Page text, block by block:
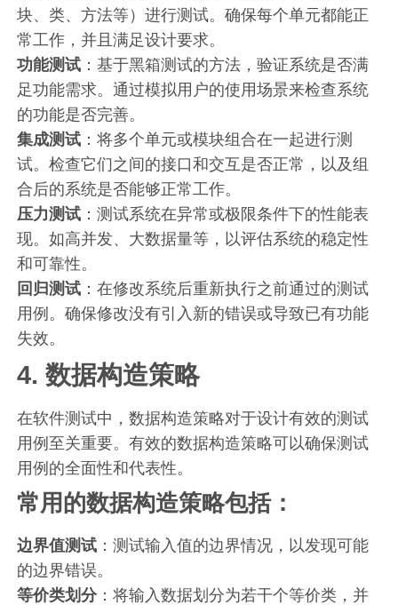
块、类、方法等）进行测试。确保每个单元都能正
常工作，并且满足设计要求。
功能测试 ：基于黑箱测试的方法，验证系统是否满
足功能需求。通过模拟用户的使用场景来检查系统
的功能是否完善。
集成测试 ：将多个单元或模块组合在一起进行测
试。检查它们之间的接口和交互是否正常，以及组
合后的系统是否能够正常工作。
压力测试 ：测试系统在异常或极限条件下的性能表
现。如高并发、大数据量等，以评估系统的稳定性
和可靠性。
回归测试 ：在修改系统后重新执行之前通过的测试
用例。确保修改没有引入新的错误或导致已有功能
失效。
4. 数据构造策略
在软件测试中，数据构造策略对于设计有效的测试
用例至关重要。有效的数据构造策略可以确保测试
用例的全面性和代表性。
常用的数据构造策略包括：
边界值测试 ：测试输入值的边界情况，以发现可能
的边界错误。
等价类划分：将输入数据划分为若干个等价类，并